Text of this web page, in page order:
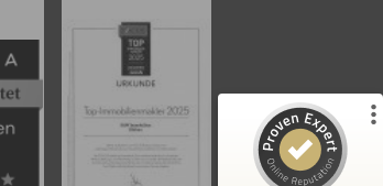
4,67
/
5,00
29
Bewertungen auf
ProvenExpert.com
179
Bewertungen von